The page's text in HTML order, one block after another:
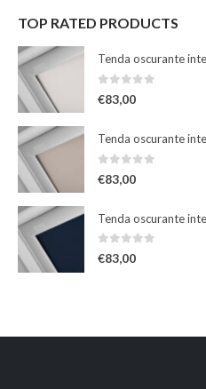
TOP RATED PRODUCTS
€83,00
€83,00
0Su 5
€83,00